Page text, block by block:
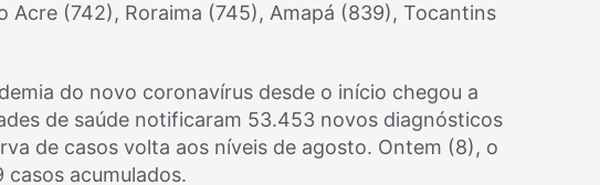
Acre (742), Roraima (745), Amapá (839), Tocantins
do novo coronavírus desde o início chegou a
de saúde notificaram 53.453 novos diagnósticos
de casos volta aos níveis de agosto. Ontem (8), o
casos acumulados.